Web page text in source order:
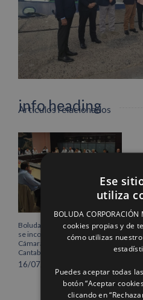
info heading
info content
Facebook
X
Artículos relacionados
Boluda Corporación Marítima
se incorpora al Pleno de la
Cámara de Comercio de
Cantabria
16/07/2026
Ese
utiliza
BOLUDA
cookies propias y de
cómo utilizas
Puedes aceptar todas
botón “Aceptar
clicando en